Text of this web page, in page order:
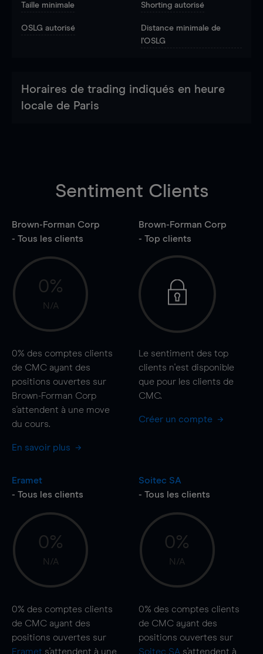
Taille minimale Shorting autorisé
OSLG autorisé
Distance minimale de
l'OSLG
Horaires de trading indiqués en heure
locale de Paris
Sentiment Clients
Brown-Forman Corp
- Tous les clients
0%
N/A
0% des comptes clients
de CMC ayant des
positions ouvertes sur
Brown-Forman Corp
s'attendent à une move
du cours.
En savoir plus
Brown-Forman Corp
- Top clients
Le sentiment des top
clients n'est disponible
que pour les clients de
CMC.
Créer un compte
Eramet
- Tous les clients
0%
N/A
0% des comptes clients
de CMC ayant des
positions ouvertes sur
Eramet s'attendent à une
Soitec SA
- Tous les clients
0%
N/A
0% des comptes clients
de CMC ayant des
positions ouvertes sur
Soitec SA s'attendent à